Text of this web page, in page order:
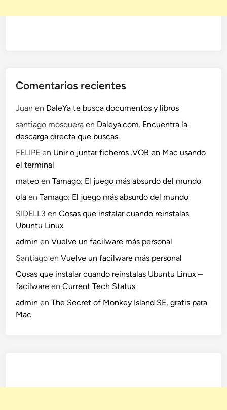
e
Comentarios recientes
Juan en DaleYa te busca documentos y libros
santiago mosquera en Daleya.com. Encuentra la
descarga directa que buscas.
FELIPE en Unir o juntar ficheros .VOB en Mac usando
el terminal
mateo enTamago: El juego más absurdo del mundo
ola enTamago: El juego más absurdo del mundo
SIDELL3 enCosas que instalar cuando reinstalas
Ubuntu Linux
admin enVuelve un facilware más personal
Santiago enVuelve un facilware más personal
Cosas que instalar cuando reinstalas Ubuntu Linux –
facilware enCurrent Tech Status
admin enThe Secret of Monkey Island SE, gratis para
Mac